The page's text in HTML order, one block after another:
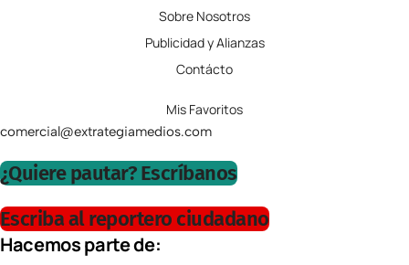
Sobre Nosotros
Publicidad y Alianzas
Contácto
Mis Favoritos
comercial@extrategiamedios.com
¿Quiere pautar? Escríbanos
Escriba al reportero ciudadano
Hacemos parte de: